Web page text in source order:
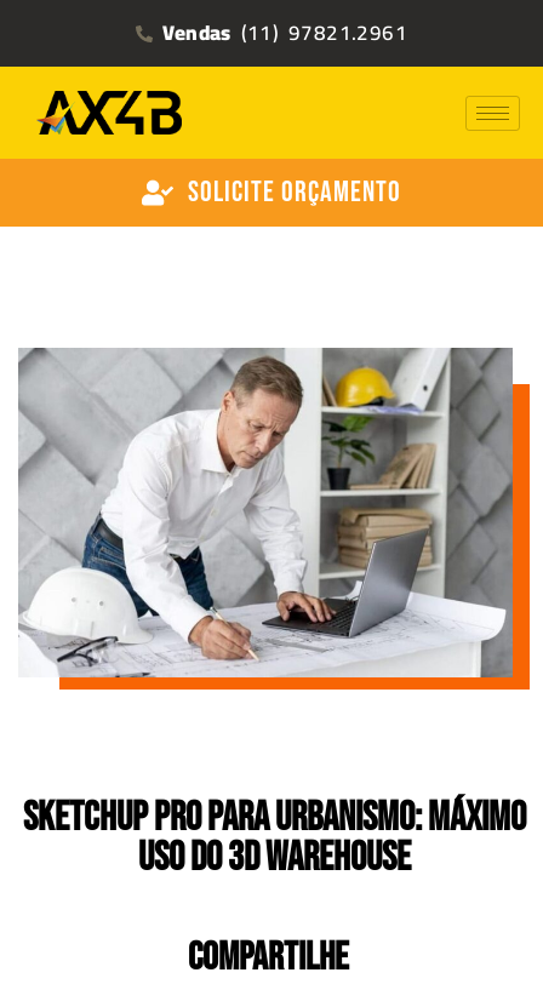
Vendas (11) 97821.2961
Solicite Orçamento
SketchUp Pro para urbanismo: máximo
uso do 3D Warehouse
COMPARTILHE